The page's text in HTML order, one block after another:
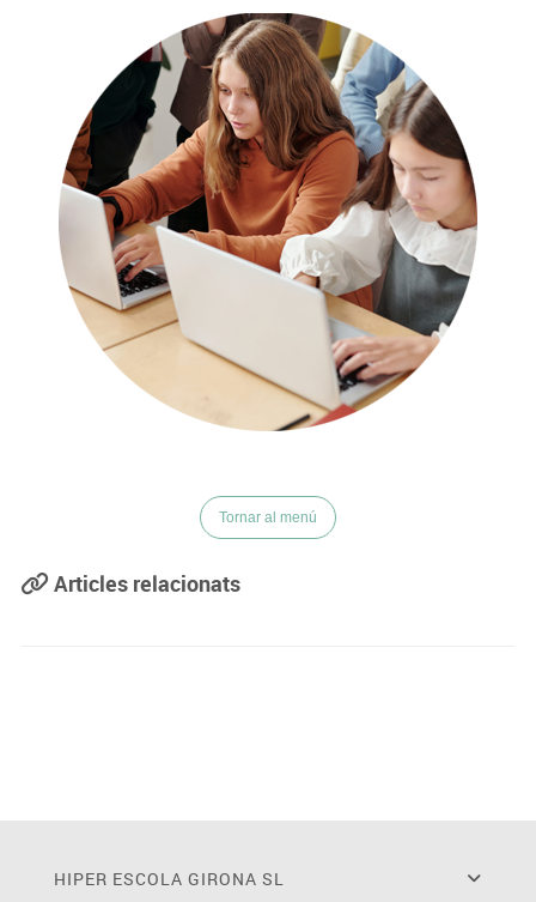
Tornar al menú
Articles relacionats
HIPER ESCOLA GIRONA SL